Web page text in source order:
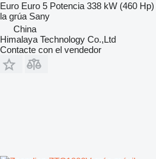
Euro Euro 5 Potencia 338 kW (460 Hp)
la grúa Sany
China
Himalaya Technology Co.,Ltd
Contacte con el vendedor